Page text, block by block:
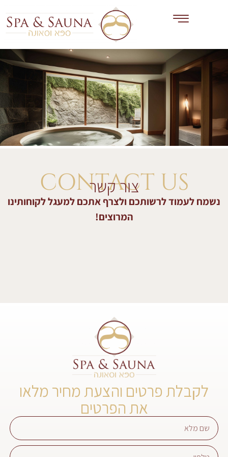
CONTACT US
צור קשר
נשמח לעמוד לרשותכם ולצרף אתכם למעגל לקוחותינו
המרוצים!
לקבלת פרטים והצעת מחיר מלאו
את הפרטים